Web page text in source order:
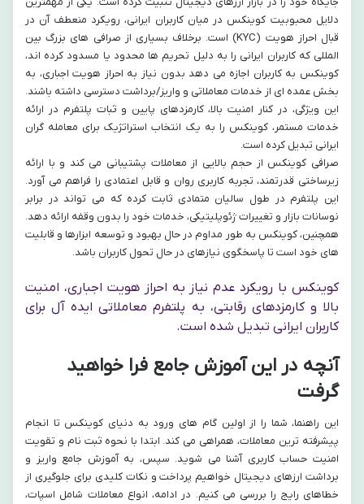
دلایل محبوبیت کوینکس در میان کاربران ایرانی، رویکرد منعطف آن در
قبال احراز هویت (KYC) است. برخلاف بسیاری از صرافی های بزرگ بین
المللی که کاربران ایرانی را به دلیل تحریم ها محدود یا مسدود کرده اند،
کوینکس به کاربران اجازه می دهد بدون نیاز به احراز هویت اجباری، به
بخش عمده ای از خدمات معاملاتی و واریز/برداشت دسترسی داشته باشند.
این ویژگی، در کنار امنیت بالا، کارمزدهای پایین و ثبات پلتفرم در ارائه
خدمات مستمر، کوینکس را به یک انتخاب استراتژیک برای معامله گران
ایرانی تبدیل کرده است.
صرافی کوینکس از حجم بالایی از معاملات پشتیبانی می کند و با ارائه
زیرساختی قدرتمند، تجربه کاربری روان و قابل اعتمادی را فراهم می آورد.
این پلتفرم در طول سالیان متمادی ثابت کرده که می تواند در برابر
نوسانات بازار و تغییرات ژئوپلیتیکی، خدمات خود را بدون وقفه ارائه دهد.
همچنین، کوینکس به طور مداوم در حال بهبود و توسعه ابزارها و قابلیت
های خود است تا پاسخگوی نیازهای در حال تحول کاربران باشد.
کوینکس با رویکرد عدم نیاز به احراز هویت اجباری، امنیت
بالا و کارمزدهای رقابتی، به پلتفرم معاملاتی ایده آل برای
کاربران ایرانی تبدیل شده است.
آنچه در این آموزش جامع فرا خواهید
گرفت
این راهنما، شما را از اولین گام های ورود به دنیای کوینکس تا انجام
پیشرفته ترین معاملات، همراهی می کند. ابتدا با نحوه ثبت نام و تقویت
امنیت حساب کاربری آشنا می شوید. سپس، به آموزش جامع واریز و
برداشت ارزهای دیجیتال خواهیم پرداخت و نکات کلیدی برای جلوگیری از
خطاهای رایج را بررسی می کنیم. در ادامه، انواع معاملات شامل اسپات،